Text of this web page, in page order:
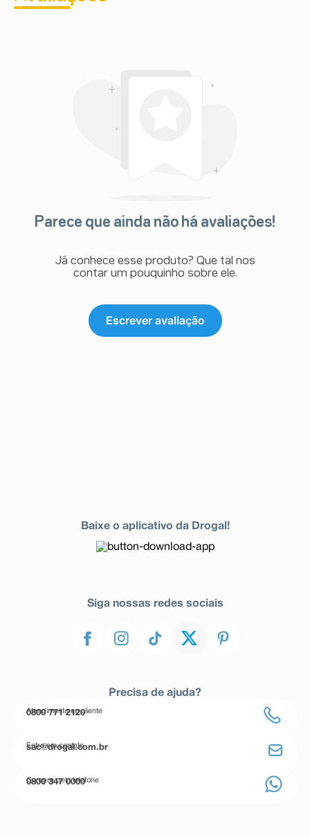
Parece que ainda não há avaliações!
Já conhece esse produto? Que tal nos
contar um pouquinho sobre ele.
Escrever avaliação
Baixe o aplicativo da Drogal!
Siga nossas redes sociais
Precisa de ajuda?
Atendimento ao cliente
0800 771 2120
Entre em contato
sac@drogal.com.br
Compre pelo telefone
0800 347 0000